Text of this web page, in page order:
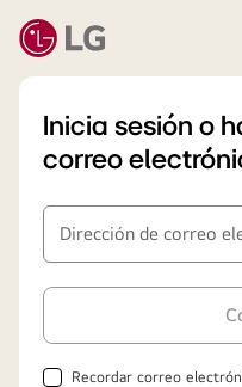
Inicia sesión o
correo
Dirección de correo
Recordar correo